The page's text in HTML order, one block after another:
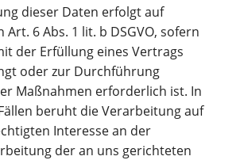
dieser Daten erfolgt auf
Art. 6 Abs. 1 lit. b DSGVO, sofern
der Erfüllung eines Vertrags
oder zur Durchführung
Maßnahmen erforderlich ist. In
beruht die Verarbeitung auf
Interesse an der
der an uns gerichteten